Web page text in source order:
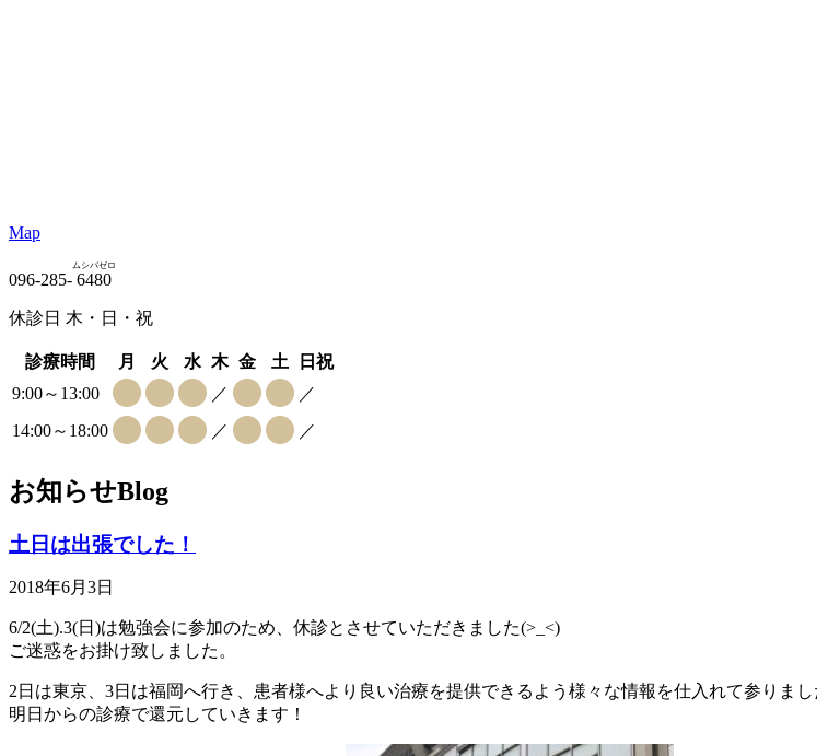
Map
096-285- 6480
ムシバゼロ
休診日 木・日・祝
診療時間 月 火 水 木 金 土
日祝
9:00～13:00
／
／
14:00～18:00
／ ／
お知らせBlog
土日は出張でした！
2018年6月3日
6/2(土).3(日)は勉強会に参加のため、休診とさせていただきました(>_<)
ご迷惑をお掛け致しました。
2日は東京、3日は福岡へ行き、患者様へより良い治療を提供できるよう様々な情報を仕入れて参りま
明日からの診療で還元していきます！